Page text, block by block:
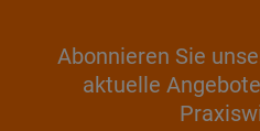
Abonnieren Sie
aktuelle